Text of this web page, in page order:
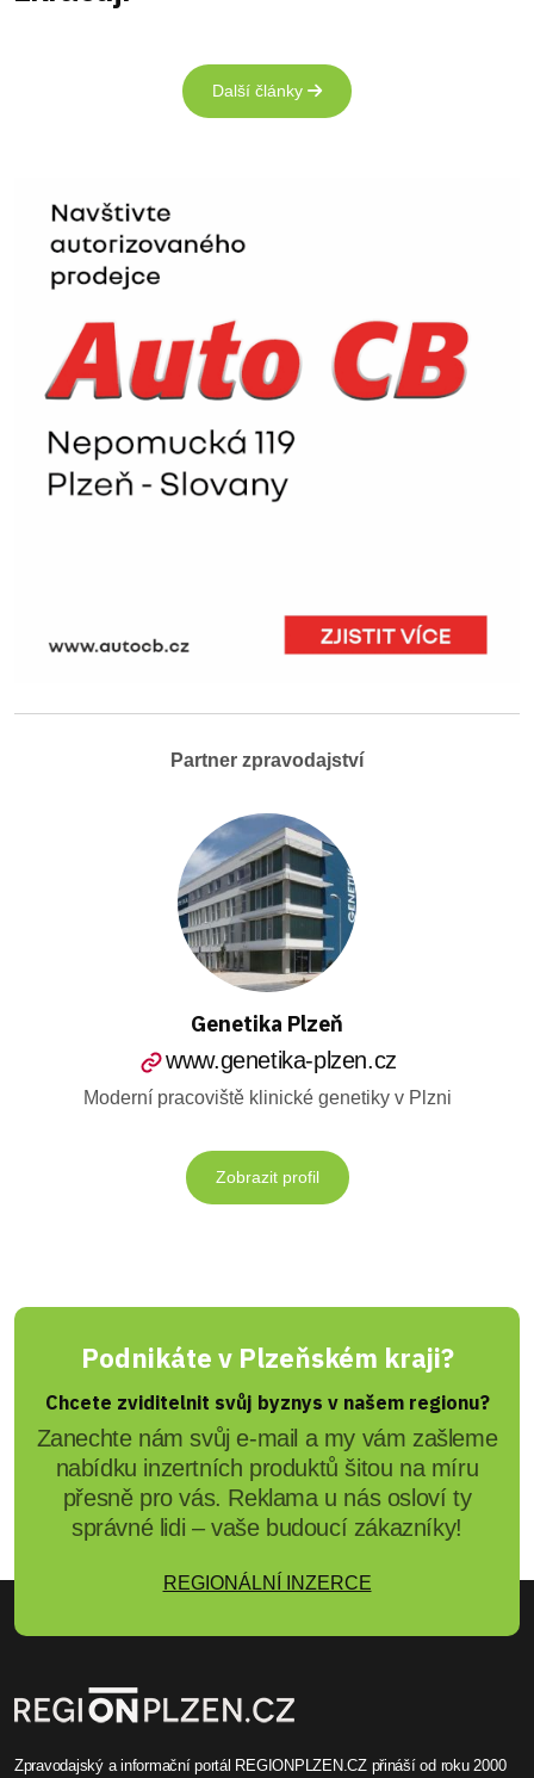
Další články
Partner zpravodajství
Genetika Plzeň
www.genetika-plzen.cz
Moderní pracoviště klinické genetiky v Plzni
Zobrazit profil
Podnikáte v Plzeňském kraji?
Chcete zviditelnit svůj byznys v našem regionu?
Zanechte nám svůj e-mail a my vám zašleme
nabídku inzertních produktů šitou na míru
přesně pro vás. Reklama u nás osloví ty
správné lidi – vaše budoucí zákazníky!
REGIONÁLNÍ INZERCE
Zpravodajský a informační portál REGIONPLZEN.CZ přináší od roku 2000